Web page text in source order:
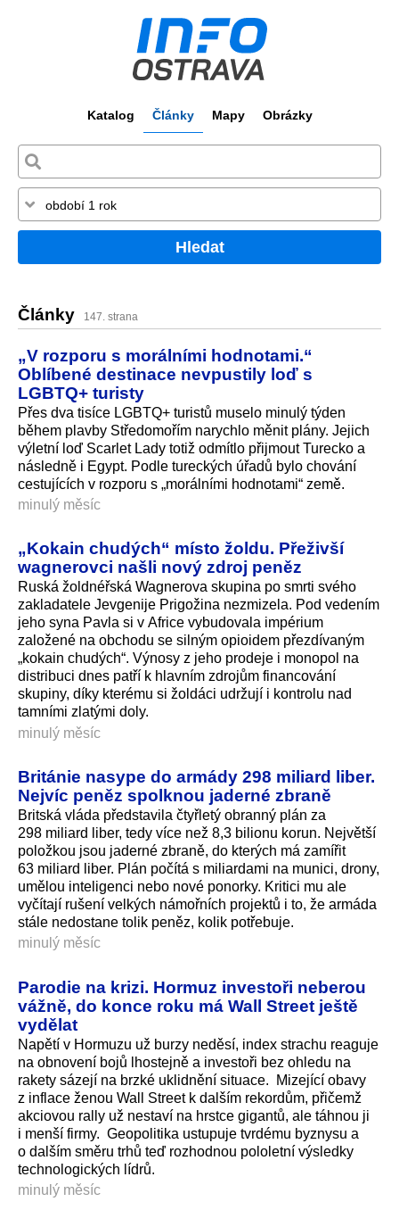
Katalog Články Mapy Obrázky
Hledat
Články 147. strana
„V rozporu s morálními hodnotami.“
Oblíbené destinace nevpustily loď s
LGBTQ+ turisty
Přes dva tisíce LGBTQ+ turistů muselo minulý týden
během plavby Středomořím narychlo měnit plány. Jejich
výletní loď Scarlet Lady totiž odmítlo přijmout Turecko a
následně i Egypt. Podle tureckých úřadů bylo chování
cestujících v rozporu s „morálními hodnotami“ země.
minulý měsíc
„Kokain chudých“ místo žoldu. Přeživší
wagnerovci našli nový zdroj peněz
Ruská žoldnéřská Wagnerova skupina po smrti svého
zakladatele Jevgenije Prigožina nezmizela. Pod vedením
jeho syna Pavla si v Africe vybudovala impérium
založené na obchodu se silným opioidem přezdívaným
„kokain chudých“. Výnosy z jeho prodeje i monopol na
distribuci dnes patří k hlavním zdrojům financování
skupiny, díky kterému si žoldáci udržují i kontrolu nad
tamními zlatými doly.
minulý měsíc
Británie nasype do armády 298 miliard liber.
Nejvíc peněz spolknou jaderné zbraně
Britská vláda představila čtyřletý obranný plán za
298 miliard liber, tedy více než 8,3 bilionu korun. Největší
položkou jsou jaderné zbraně, do kterých má zamířit
63 miliard liber. Plán počítá s miliardami na munici, drony,
umělou inteligenci nebo nové ponorky. Kritici mu ale
vyčítají rušení velkých námořních projektů i to, že armáda
stále nedostane tolik peněz, kolik potřebuje.
minulý měsíc
Parodie na krizi. Hormuz investoři neberou
vážně, do konce roku má Wall Street ještě
vydělat
Napětí v Hormuzu už burzy neděsí, index strachu reaguje
na obnovení bojů lhostejně a investoři bez ohledu na
rakety sázejí na brzké uklidnění situace. Mizející obavy
z inflace ženou Wall Street k dalším rekordům, přičemž
akciovou rally už nestaví na hrstce gigantů, ale táhnou ji
i menší firmy. Geopolitika ustupuje tvrdému byznysu a
o dalším směru trhů teď rozhodnou pololetní výsledky
technologických lídrů.
minulý měsíc